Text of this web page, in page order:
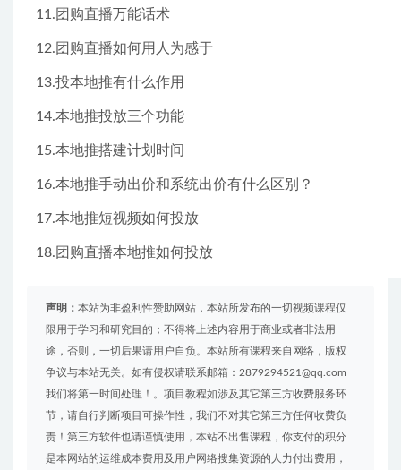
11.团购直播万能话术
12.团购直播如何用人为感于
13.投本地推有什么作用
14.本地推投放三个功能
15.本地推搭建计划时间
16.本地推手动出价和系统出价有什么区别？
17.本地推短视频如何投放
18.团购直播本地推如何投放
声明： 本站为非盈利性赞助网站，本站所发布的一切视频课程仅
限用于学习和研究目的；不得将上述内容用于商业或者非法用
途，否则，一切后果请用户自负。本站所有课程来自网络，版权
争议与本站无关。如有侵权请联系邮箱：2879294521@qq.com
我们将第一时间处理！。项目教程如涉及其它第三方收费服务环
节，请自行判断项目可操作性，我们不对其它第三方任何收费负
责！第三方软件也请谨慎使用，本站不出售课程，你支付的积分
是本网站的运维成本费用及用户网络搜集资源的人力付出费用，